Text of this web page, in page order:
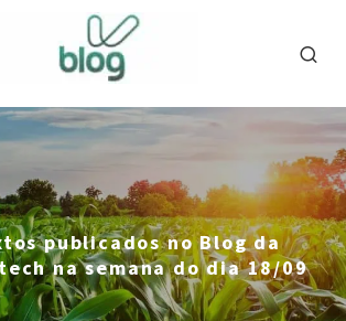
publicados no Blog da
na semana do dia 18/09